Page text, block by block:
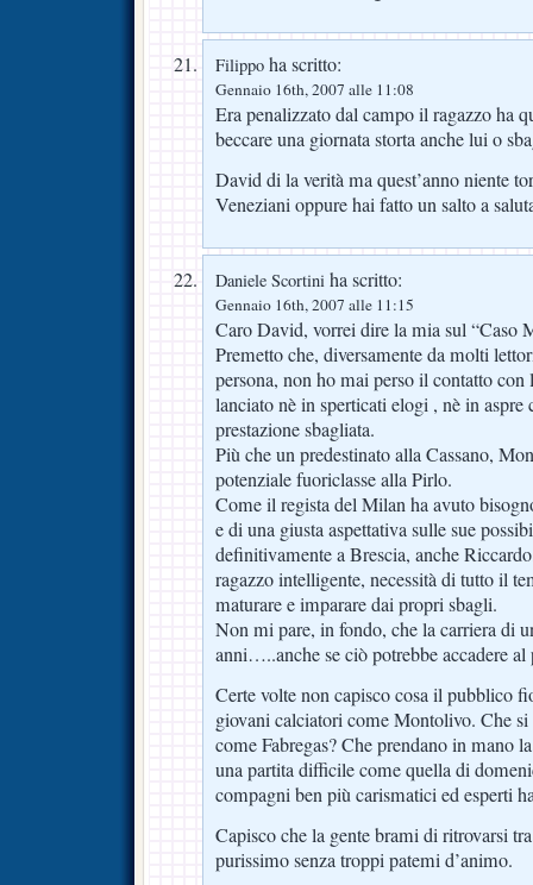
Filippo ha scritto:
Gennaio 16th, 2007 alle 11:08
Era penalizzato dal campo il ragazzo ha
beccare una giornata storta anche lui o
David di la verità ma quest’anno niente
Veneziani oppure hai fatto un salto a
Daniele Scortini ha scritto:
Gennaio 16th, 2007 alle 11:15
Caro David, vorrei dire la mia sul “Caso
Premetto che, diversamente da molti
persona, non ho mai perso il contatto
lanciato nè in sperticati elogi , nè in
prestazione sbagliata.
Più che un predestinato alla Cassano,
potenziale fuoriclasse alla Pirlo.
Come il regista del Milan ha avuto
e di una giusta aspettativa sulle sue
definitivamente a Brescia, anche
ragazzo intelligente, necessità di tutto il
maturare e imparare dai propri sbagli.
Non mi pare, in fondo, che la carriera di
anni…..anche se ciò potrebbe accadere al
Certe volte non capisco cosa il pubblico
giovani calciatori come Montolivo. Che
come Fabregas? Che prendano in mano
una partita difficile come quella di
compagni ben più carismatici ed esperti
Capisco che la gente brami di ritrovarsi
purissimo senza troppi patemi d’animo.